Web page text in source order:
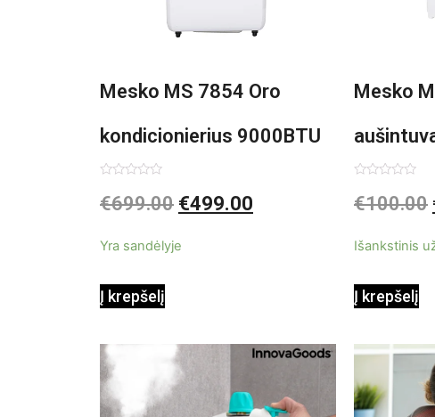
Mesko MS 7854 Oro
kondicionierius 9000BTU
0
iš
€699.00 €499.00
Yra sandėlyje
Į krepšelį
Mesko
3in1
0
iš
€100.00
Išankstinis
Į krepšelį